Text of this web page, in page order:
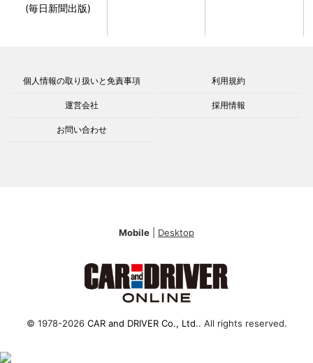
(毎日新聞出版)
個人情報の取り扱いと免責事項 利用規約
運営会社 採用情報
お問い合わせ
Mobile Desktop
© 1978-2026 CAR and DRIVER Co., Ltd.. All rights reserved.